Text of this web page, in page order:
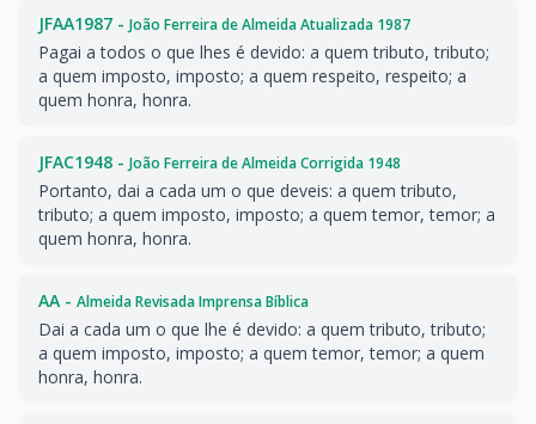
JFAA1987 - João Ferreira de Almeida Atualizada 1987
Pagai a todos o que lhes é devido: a quem tributo, tributo;
a quem imposto, imposto; a quem respeito, respeito; a
quem honra, honra.
JFAC1948 - João Ferreira de Almeida Corrigida 1948
Portanto, dai a cada um o que deveis: a quem tributo,
tributo; a quem imposto, imposto; a quem temor, temor; a
quem honra, honra.
AA - Almeida Revisada Imprensa Bíblica
Dai a cada um o que lhe é devido: a quem tributo, tributo;
a quem imposto, imposto; a quem temor, temor; a quem
honra, honra.